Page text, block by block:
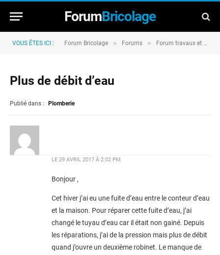
ForumBricolage
VOUS ÊTES ICI : Forum Bricolage » Forums » Forum travaux et rénovation
Plus de débit d’eau
Publié dans : Plomberie
LE 29 AVRIL 2017 À 2:02 PM
Bonjour ,
Cet hiver j’ai eu une fuite d’eau entre le conteur d’eau
et la maison. Pour réparer cette fuite d’eau, j’ai
changé le tuyau d’eau car il était non gainé. Depuis
les réparations, j’ai de la pression mais plus de débit
quand j’ouvre un deuxième robinet. Le manque de